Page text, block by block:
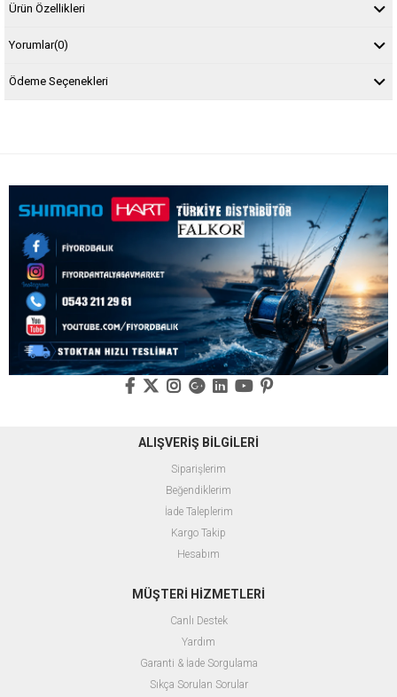
Ürün Özellikleri
Yorumlar(0)
Ödeme Seçenekleri
ALIŞVERİŞ BİLGİLERİ
Siparişlerim
Beğendiklerim
İade Taleplerim
Kargo Takip
Hesabım
MÜŞTERİ HİZMETLERİ
Canlı Destek
Yardım
Garanti & İade Sorgulama
Sıkça Sorulan Sorular